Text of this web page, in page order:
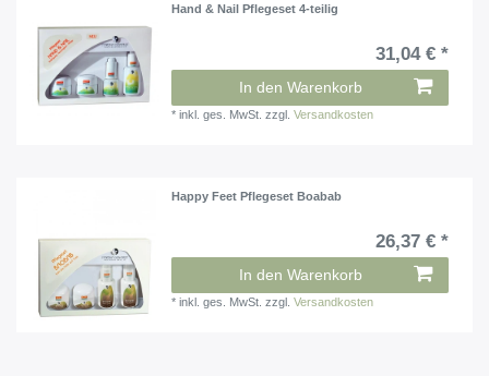
Hand & Nail Pflegeset 4-teilig
31,04 € *
In den Warenkorb
*inkl. ges. MwSt. zzgl.Versandkosten
Happy Feet Pflegeset Boabab
26,37 € *
In den Warenkorb
*inkl. ges. MwSt. zzgl.Versandkosten